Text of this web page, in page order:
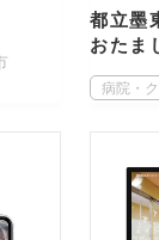
都立墨
おたま
病院・